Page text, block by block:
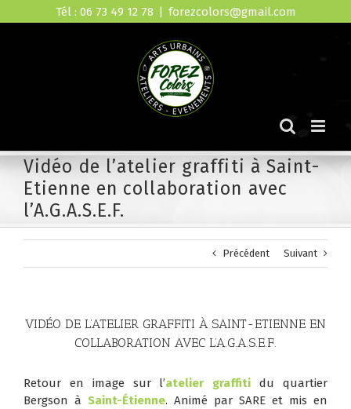
to
Tél : 06 73 49 12 78 | forezcolors@gmail.com
Vidéo de l’atelier graffiti à Saint-
Etienne en collaboration avec
l’A.G.A.S.E.F.
Précédent Suivant
VIDÉO DE L’ATELIER GRAFFITI À SAINT-ETIENNE EN
COLLABORATION AVEC L’A.G.A.S.E.F.
Retour en image sur l’atelier graffiti du quartier
Bergson à Saint-Étienne. Animé parSARE et mis en